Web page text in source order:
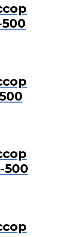
500